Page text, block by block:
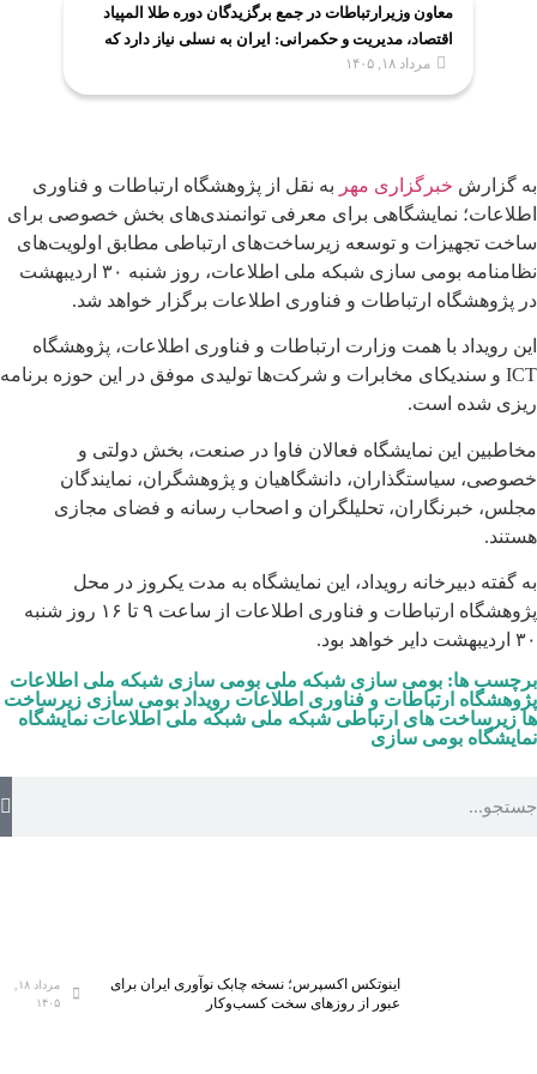
معاون وزیرارتباطات در جمع برگزیدگان دوره طلا المپیاد
اقتصاد، مدیریت و حکمرانی: ایران به نسلی نیاز دارد که
اقتصاد را علمی و حکمرانی را مسئولانه بیاموزد
مرداد ۱۸, ۱۴۰۵
به گزارش خبرگزاری مهر به نقل از پژوهشگاه ارتباطات و فناوری
اطلاعات؛ نمایشگاهی برای معرفی توانمندی‌های بخش خصوصی برای
ساخت تجهیزات و توسعه زیرساخت‌های ارتباطی مطابق اولویت‌های
نظامنامه بومی سازی شبکه ملی اطلاعات، روز شنبه ۳۰ اردیبهشت
در پژوهشگاه ارتباطات و فناوری اطلاعات برگزار خواهد شد.
این رویداد با همت وزارت ارتباطات و فناوری اطلاعات، پژوهشگاه
ICT و سندیکای مخابرات و شرکت‌ها تولیدی موفق در این حوزه برنامه
ریزی شده است.
مخاطبین این نمایشگاه فعالان فاوا در صنعت، بخش دولتی و
خصوصی، سیاستگذاران، دانشگاهیان و پژوهشگران، نمایندگان
مجلس، خبرنگاران، تحلیلگران و اصحاب رسانه و فضای مجازی
هستند.
به گفته دبیرخانه رویداد، این نمایشگاه به مدت یکروز در محل
پژوهشگاه ارتباطات و فناوری اطلاعات از ساعت ۹ تا ۱۶ روز شنبه
۳۰ اردیبهشت دایر خواهد بود.
برچسب ها: بومی سازی شبکه ملی بومی سازی شبکه ملی اطلاعات
پژوهشگاه ارتباطات و فناوری اطلاعات رویداد بومی سازی زیرساخت
ها زیرساخت های ارتباطی شبکه ملی شبکه ملی اطلاعات نمایشگاه
نمایشگاه بومی سازی
اینوتکس اکسپرس؛ نسخه چابک نوآوری ایران برای
عبور از روزهای سخت کسب‌وکار
۱۴۰۵